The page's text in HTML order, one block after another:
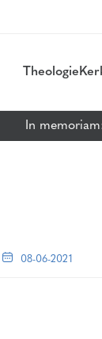
Theologie
In
08-06-2021